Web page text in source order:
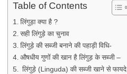
Table of Contents
लिंगुड़ा क्या है ?
सही लिंगुड़े का चुनाव
लिंगुड़े की सब्जी बनाने की पहाड़ी विधि-
औषधीय गुणों की खान है लिंगुड़ के सब्जी –
लिंगुड़े (Linguda) की सब्जी खाने से फायदे